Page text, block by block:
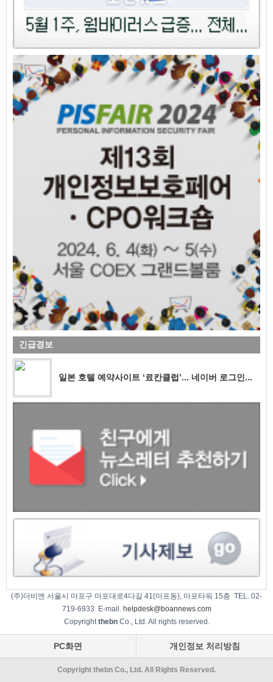
긴급경보
일본 호텔 예약사이트 ‘료칸클럽’... 네이버 로그인...
(주)더비엔 서울시 마포구 마포대로4다길 41(마포동), 마포타워 15층 TEL. 02-
719-6933 E-mail. helpdesk@boannews.com
CopyrightthebnCo., Ltd. All rights reserved.
PC화면 개인정보 처리방침
Copyright thebn Co., Ltd. All Rights Reserved.